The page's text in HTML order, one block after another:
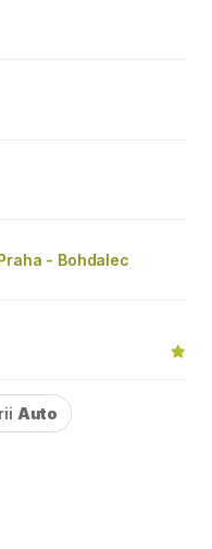
- Bohdalec
Auto